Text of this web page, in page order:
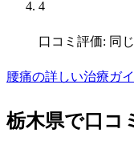
4
口コミ評価: 同
腰痛の詳しい治療ガ
栃木県で口コ